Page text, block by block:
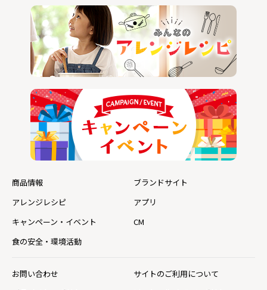
商品情報
ブランドサイト
アレンジレシピ
アプリ
キャンペーン・イベント
CM
食の安全・環境活動
お問い合わせ
サイトのご利用について